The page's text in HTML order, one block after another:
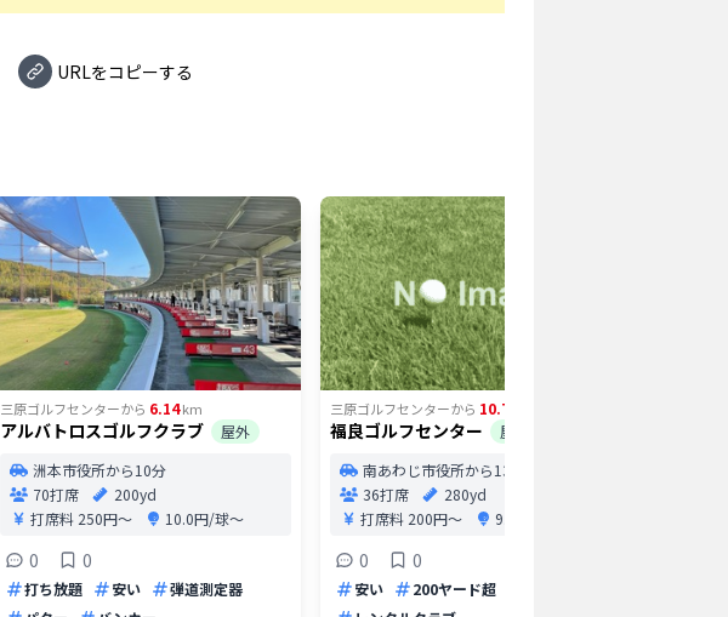
URLをコピーする
三原ゴルフセンターから 6.14km
アルバトロスゴルフクラブ
屋外
洲本市役所から10分
70打席
200yd
打席料 250円〜 10.0円/球〜
0 0
打ち放題 安い
弾道測定器
三原ゴルフセンターから 10.76
福良ゴルフセンター
屋外
南あわじ市役所から13分
36打席
280yd
打席料 200円〜 9.1円/球〜
0 0
安い 200ヤード超